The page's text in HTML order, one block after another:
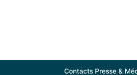
Contacts Presse &